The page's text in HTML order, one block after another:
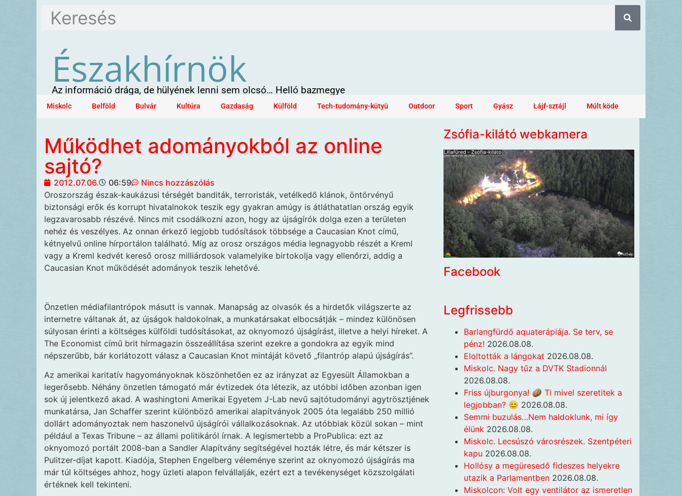
Északhírnök
Az információ drága, de hülyének lenni sem olcsó… Helló bazmegye
Miskolc Belföld Bulvár Kultúra Gazdaság Külföld Tech-tudomány-kütyü Outdoor Sport Gyász Lájf-sztájl Múlt köde
Működhet adományokból az online
sajtó?
2012.07.06. 06:59
Nincs hozzászólás
Oroszország észak-kaukázusi térségét banditák, terroristák, vetélkedő klánok, öntörvényű
biztonsági erők és korrupt hivatalnokok teszik egy gyakran amúgy is átláthatatlan ország egyik
legzavarosabb részévé. Nincs mit csodálkozni azon, hogy az újságírók dolga ezen a területen
nehéz és veszélyes. Az onnan érkező legjobb tudósítások többsége a Caucasian Knot című,
kétnyelvű online hírportálon található. Míg az orosz országos média legnagyobb részét a Kreml
vagy a Kreml kedvét kereső orosz milliárdosok valamelyike birtokolja vagy ellenőrzi, addig a
Caucasian Knot működését adományok teszik lehetővé.
Önzetlen médiafilantrópok másutt is vannak. Manapság az olvasók és a hirdetők világszerte az
internetre váltanak át, az újságok haldokolnak, a munkatársakat elbocsátják – mindez különösen
súlyosan érinti a költséges külföldi tudósításokat, az oknyomozó újságírást, illetve a helyi híreket. A
The Economist című brit hírmagazin összeállítása szerint ezekre a gondokra az egyik mind
népszerűbb, bár korlátozott válasz a Caucasian Knot mintáját követő „filantróp alapú újságírás”.
Az amerikai karitatív hagyományoknak köszönhetően ez az irányzat az Egyesült Államokban a
legerősebb. Néhány önzetlen támogató már évtizedek óta létezik, az utóbbi időben azonban igen
sok új jelentkező akad. A washingtoni Amerikai Egyetem J-Lab nevű sajtótudományi agytrösztjének
munkatársa, Jan Schaffer szerint különböző amerikai alapítványok 2005 óta legalább 250 millió
dollárt adományoztak nem haszonelvű újságírói vállalkozásoknak. Az utóbbiak közül sokan – mint
például a Texas Tribune – az állami politikáról írnak. A legismertebb a ProPublica: ezt az
oknyomozó portált 2008-ban a Sandler Alapítvány segítségével hozták létre, és már kétszer is
Pulitzer-díjat kapott. Kiadója, Stephen Engelberg véleménye szerint az oknyomozó újságírás ma
már túl költséges ahhoz, hogy üzleti alapon felvállalják, ezért ezt a tevékenységet közszolgálati
értéknek kell tekinteni.
Zsófia-kilátó webkamera
Facebook
Legfrissebb
Barlangfürdő aquaterápiája. Se terv, se
pénz! 2026.08.08.
Eloltották a lángokat 2026.08.08.
Miskolc. Nagy tűz a DVTK Stadionnál
2026.08.08.
Friss újburgonya! 🥔 Ti mivel szeretitek a
legjobban? 😊 2026.08.08.
Semmi buzulás…Nem haldoklunk, mi így
élünk 2026.08.08.
Miskolc. Lecsúszó városrészek. Szentpéteri
kapu 2026.08.08.
Hollósy a megüresedő fideszes helyekre
utazik a Parlamentben 2026.08.08.
Miskolcon: Volt egy ventilátor az ismeretlen